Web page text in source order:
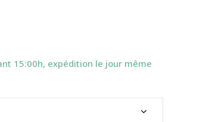
15:00h, expédition le jour même